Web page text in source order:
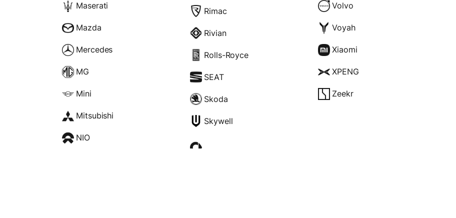
Maserati
Mazda
Mercedes
MG
Mini
Mitsubishi
NIO
Rimac
Rivian
Rolls-Royce
SEAT
Skoda
Skywell
Volvo
Voyah
Xiaomi
XPENG
Zeekr